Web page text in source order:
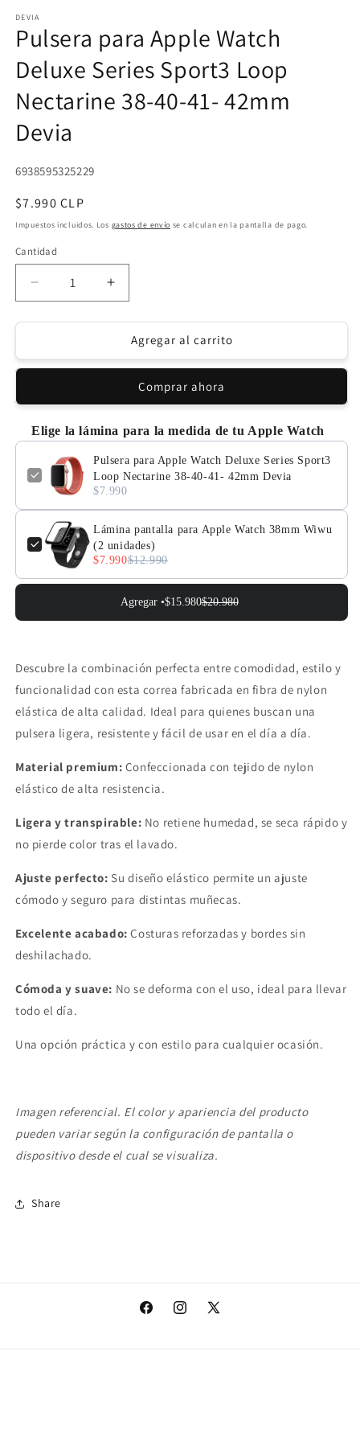
DEVIA
Pulsera para Apple Watch
Deluxe Series Sport3 Loop
Nectarine 38-40-41- 42mm
Devia
SKU:
6938595325229
Precio
habitual
$7.990 CLP
Impuestos incluidos. Los gastos de envío se calculan en la pantalla de pago.
Cantidad
Reducir
cantidad
para
para
Apple
Deluxe
Series
Sport3
Loop
Nectarine
38-
40-
41-
42mm
Devia
Aumentar
cantidad
para
Pulsera
para
Apple
Watch
Deluxe
Sport3
Loop
Nectarine
38-
40-
41-
42mm
Devia
Agregar al carrito
Comprar ahora
Elige la lámina para la medida de tu Apple Watch
Pulsera para Apple Watch Deluxe Series Sport3
Loop Nectarine 38-40-41- 42mm Devia
$7.990
Lámina pantalla para Apple Watch 38mm Wiwu
(2 unidades)
$7.990$12.990
Agregar •$15.980$20.980
Descubre lacombinación perfecta entrecomodidad,estiloy
funcionalidadcon esta correafabricadaen fibrade nylon
elásticadealtacalidad. Ideal paraquienes buscan una
pulsera ligera, resistenteyfácilde usar en eldía adía.
Material premium: Confeccionadacon tejido de nylon
elásticodealta resistencia.
Ligeraytranspirable: No retiene humedad, se seca rápido y
no pierdecolor tras el lavado.
Ajuste perfecto: Sudiseñoelástico permite unajuste
cómodoyseguro para distintas muñecas.
Excelente acabado: Costuras reforzadasy bordes sin
deshilachado.
Cómodaysuave: Nosedeformaconel uso, ideal para llevar
todo el día.
Unaopción prácticaycon estilo para cualquier ocasión.
Imagen referencial. El color y apariencia del producto
pueden variar según la configuración de pantalla o
dispositivo desde el cual se visualiza.
Share
FacebookInstagram
X